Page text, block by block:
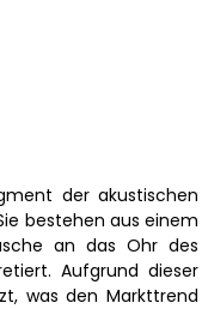
der akustischen
bestehen aus einem
an das Ohr des
Aufgrund dieser
was den Markttrend